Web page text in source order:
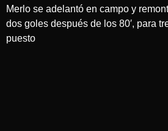
Merlo se adelantó en campo y
dos goles después de los 80′, para
puesto